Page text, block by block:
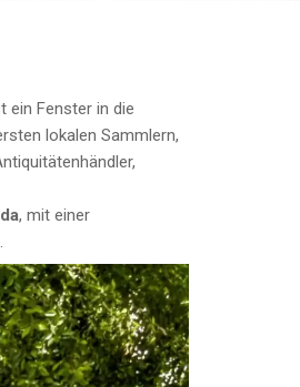
ein Fenster in die
lokalen Sammlern,
, mit einer